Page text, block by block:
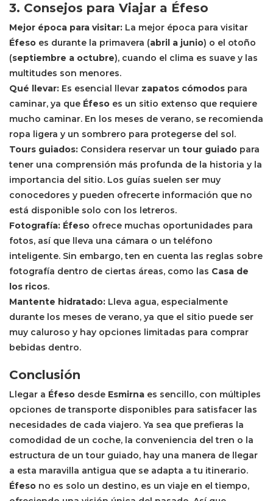
3. Consejos para Viajar a Éfeso
Mejor época para visitar: La mejor época para visitar
Éfeso es durante la primavera (abril a junio) o el otoño
(septiembre a octubre), cuando el clima es suave y las
multitudes son menores.
Qué llevar: Es esencial llevar zapatos cómodos para
caminar, ya que Éfeso es un sitio extenso que requiere
mucho caminar. En los meses de verano, se recomienda
ropa ligera y un sombrero para protegerse del sol.
Tours guiados: Considera reservar un tour guiado para
tener una comprensión más profunda de la historia y la
importancia del sitio. Los guías suelen ser muy
conocedores y pueden ofrecerte información que no
está disponible solo con los letreros.
Fotografía: Éfeso ofrece muchas oportunidades para
fotos, así que lleva una cámara o un teléfono
inteligente. Sin embargo, ten en cuenta las reglas sobre
fotografía dentro de ciertas áreas, como las Casa de
los ricos.
Mantente hidratado: Lleva agua, especialmente
durante los meses de verano, ya que el sitio puede ser
muy caluroso y hay opciones limitadas para comprar
bebidas dentro.
Conclusión
Llegar a Éfeso desde Esmirna es sencillo, con múltiples
opciones de transporte disponibles para satisfacer las
necesidades de cada viajero. Ya sea que prefieras la
comodidad de un coche, la conveniencia del tren o la
estructura de un tour guiado, hay una manera de llegar
a esta maravilla antigua que se adapta a tu itinerario.
Éfeso no es solo un destino, es un viaje en el tiempo,